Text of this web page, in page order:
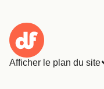
Afficher le plan du site